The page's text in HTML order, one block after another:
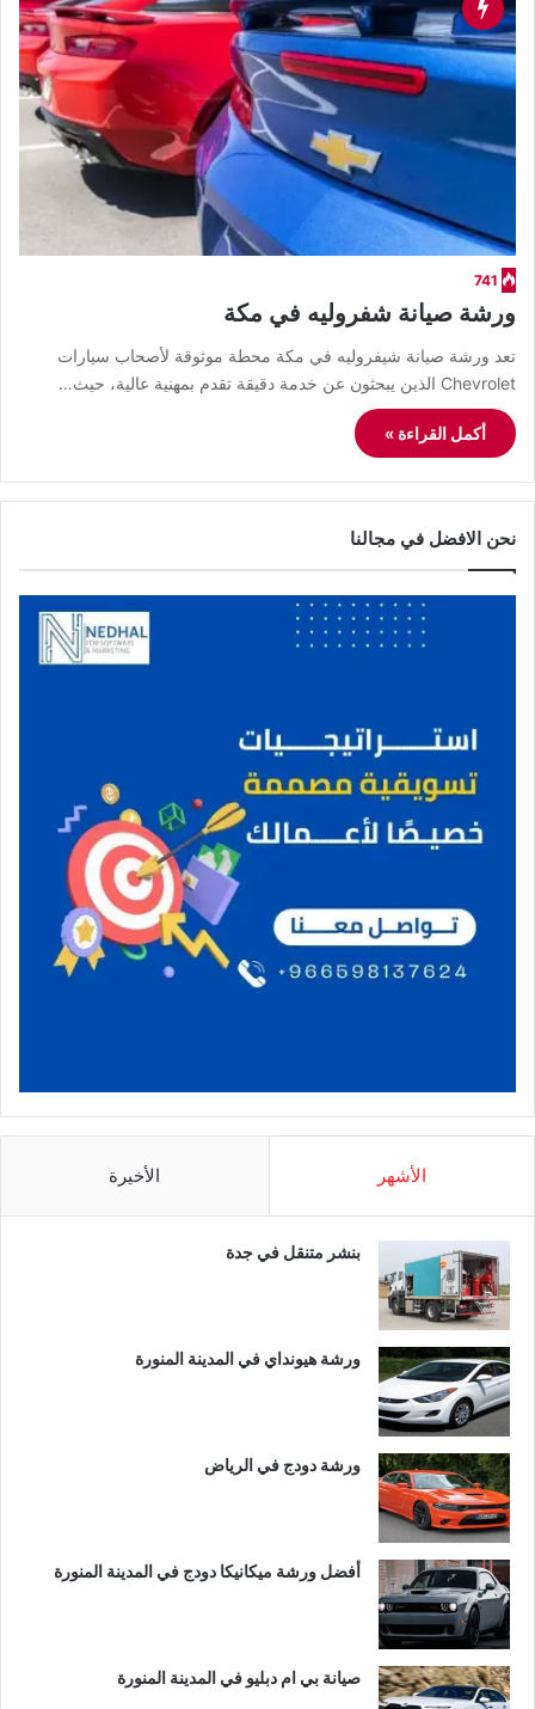
741
ورشة صيانة شفروليه في مكة
تعد ورشة صيانة شيفروليه في مكة محطة موثوقة لأصحاب سيارات
Chevrolet الذين يبحثون عن خدمة دقيقة تقدم بمهنية عالية، حيث…
أكمل القراءة »
نحن الافضل في مجالنا
الأشهر الأخيرة
بنشر متنقل في جدة
ورشة هيونداي في المدينة المنورة
ورشة دودج في الرياض
أفضل ورشة ميكانيكا دودج في المدينة المنورة
صيانة بي ام دبليو في المدينة المنورة